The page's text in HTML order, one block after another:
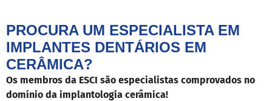
PROCURA UM ESPECIALISTA EM
IMPLANTES DENTÁRIOS EM
CERÂMICA?
Os membros da ESCI são especialistas comprovados no
domínio da implantologia cerâmica!